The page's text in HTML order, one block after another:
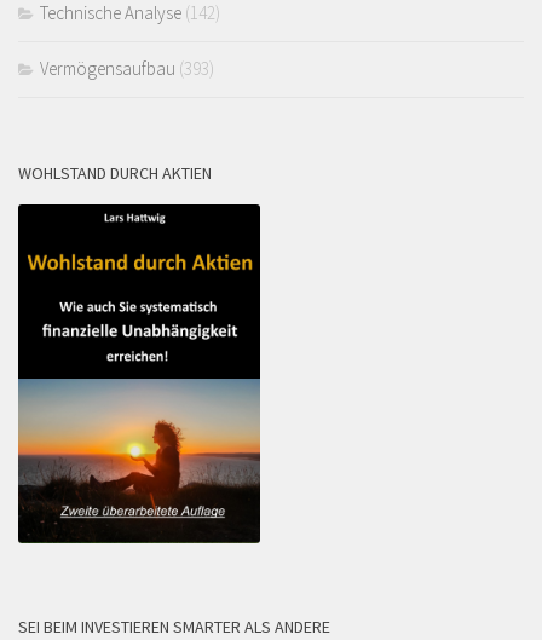
Technische Analyse (142)
Vermögensaufbau (393)
WOHLSTAND DURCH AKTIEN
SEI BEIM INVESTIEREN SMARTER ALS ANDERE